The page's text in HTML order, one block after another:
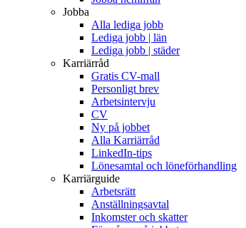
Jobba
Alla lediga jobb
Lediga jobb | län
Lediga jobb | städer
Karriärråd
Gratis CV-mall
Personligt brev
Arbetsintervju
CV
Ny på jobbet
Alla Karriärråd
LinkedIn-tips
Lönesamtal och löneförhandling
Karriärguide
Arbetsrätt
Anställningsavtal
Inkomster och skatter